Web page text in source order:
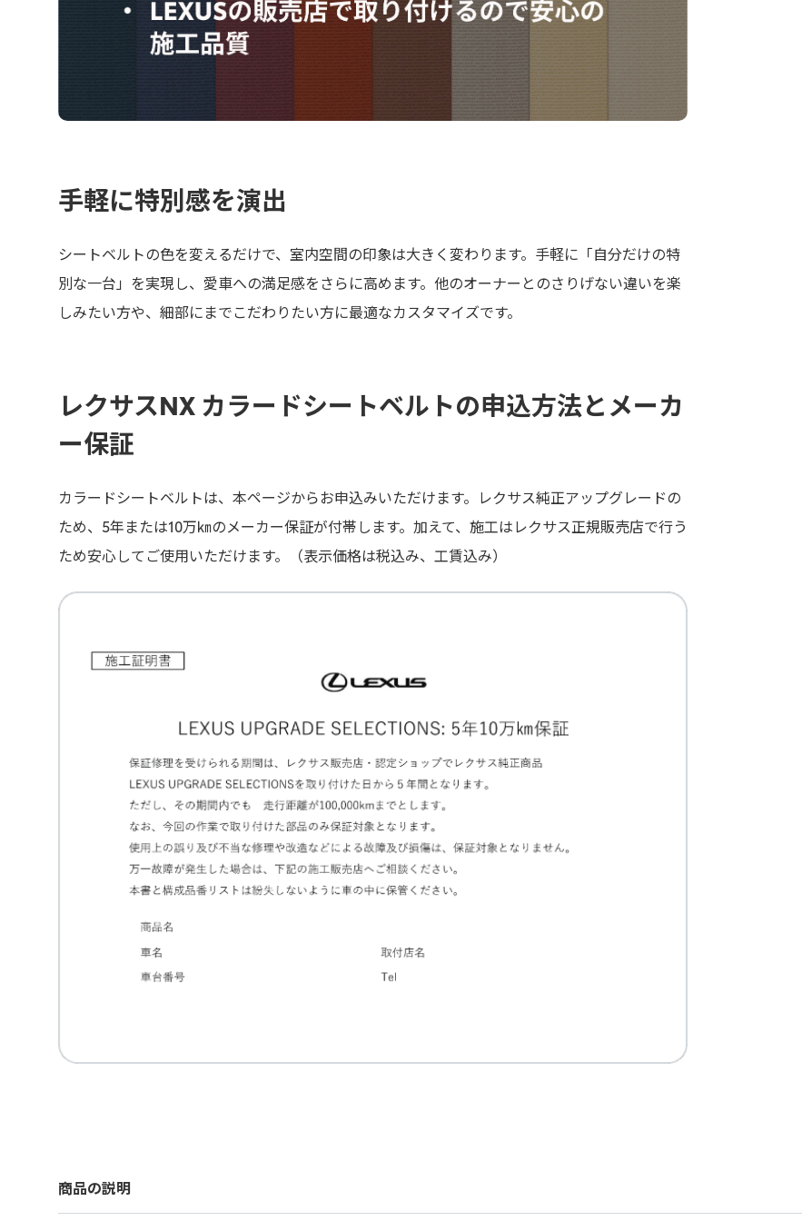
手軽に特別感を演出
シートベルトの色を変えるだけで、室内空間の印象は大きく変わります。手軽に「自分だけの特
別な一台」を実現し、愛車への満足感をさらに高めます。他のオーナーとのさりげない違いを楽
しみたい方や、細部にまでこだわりたい方に最適なカスタマイズです。
レクサスNX カラードシートベルトの申込方法とメーカ
ー保証
カラードシートベルトは、本ページからお申込みいただけます。レクサス純正アップグレードの
ため、5年または10万㎞のメーカー保証が付帯します。加えて、施工はレクサス正規販売店で行う
ため安心してご使用いただけます。（表示価格は税込み、工賃込み）
商品の説明